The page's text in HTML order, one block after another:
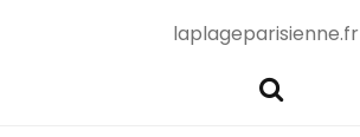
laplageparisienne.fr